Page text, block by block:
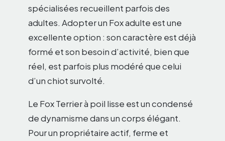
spécialisées recueillent parfois des
adultes. Adopter un Fox adulte est une
excellente option : son caractère est déjà
formé et son besoin d’activité, bien que
réel, est parfois plus modéré que celui
d’un chiot survolté.
Le Fox Terrier à poil lisse est un condensé
de dynamisme dans un corps élégant.
Pour un propriétaire actif, ferme et